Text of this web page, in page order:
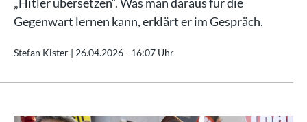
Gegenwart lernen kann, erklärt er im Gespräch.
Stefan Kister | 26.04.2026 - 16:07 Uhr